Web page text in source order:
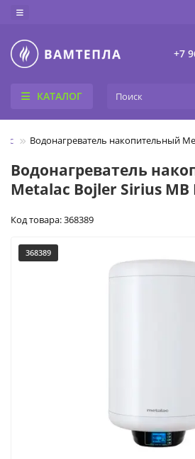
+7
КАТАЛОГ
Водонагреватель накопительный
Водонагреватель
Metalac Bojler Sirius MB
Код товара: 368389
368389